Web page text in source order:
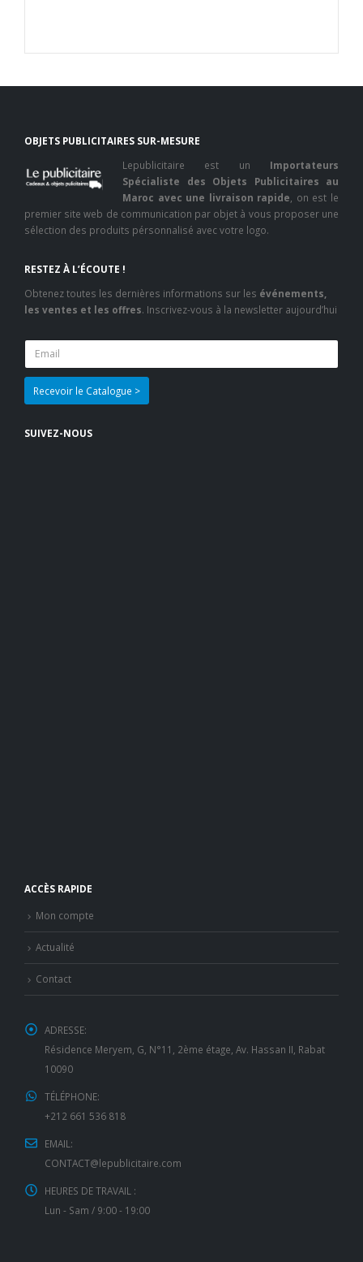
OBJETS PUBLICITAIRES SUR-MESURE
Lepublicitaire est un Importateurs
Spécialiste des Objets Publicitaires au
Maroc avec une livraison rapide , on est le
premier site web de communication par objet à vous proposer une
sélection des produits pérsonnalisé avec votre logo.
RESTEZ À L’ÉCOUTE !
Obtenez toutes les dernières informations sur les événements,
les ventes et les offres. Inscrivez-vous à la newsletter aujourd’hui
SUIVEZ-NOUS
ACCÈS RAPIDE
Mon compte
Actualité
Contact
ADRESSE:
Résidence Meryem, G, N°11, 2ème étage, Av. Hassan II, Rabat
10090
TÉLÉPHONE:
+212 661 536 818
EMAIL:
CONTACT@lepublicitaire.com
HEURES DE TRAVAIL :
Lun - Sam / 9:00 - 19:00